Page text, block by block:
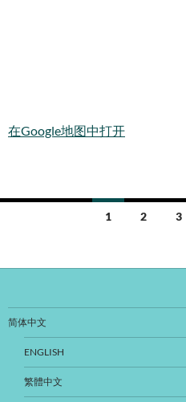
在Google地图中打开
1 2 3
简体中文
ENGLISH
繁體中文